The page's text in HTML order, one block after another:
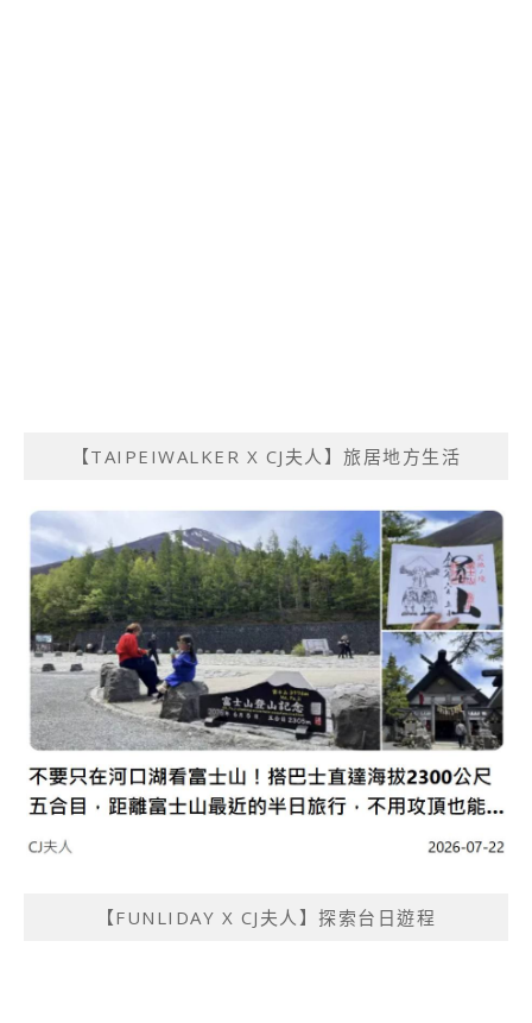
【TAIPEIWALKER X CJ夫人】旅居地方生活
【FUNLIDAY X CJ夫人】探索台日遊程